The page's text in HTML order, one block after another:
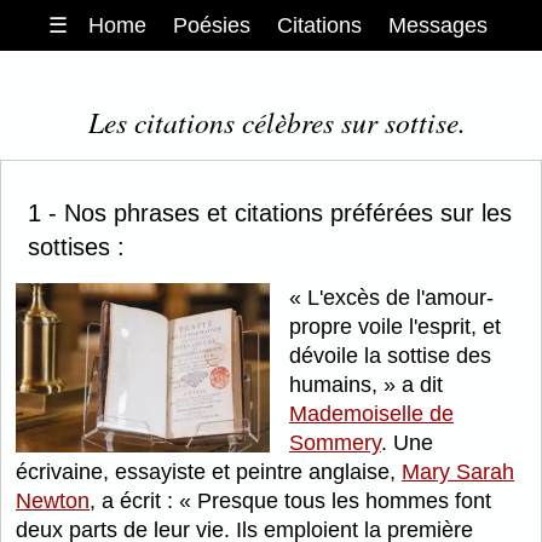
☰ Home Poésies Citations Messages
Les citations célèbres sur sottise.
1 - Nos phrases et citations préférées sur les
sottises :
L'excès de l'amour-
propre voile l'esprit, et
dévoile la sottise des
humains,
a dit
Mademoiselle de
Sommery. Une
écrivaine, essayiste et peintre anglaise, Mary Sarah
Newton, a écrit :
Presque tous les hommes font
deux parts de leur vie. Ils emploient la première